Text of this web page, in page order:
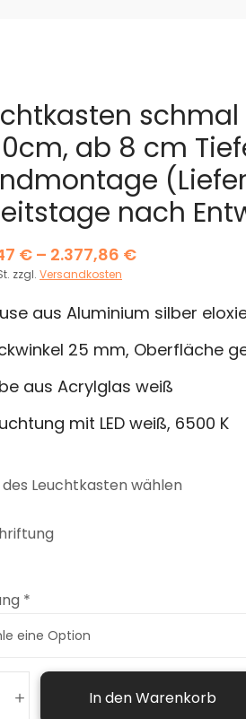
ab 8 cm
nach
€ – 2.377,86 €
zzgl. Versandkosten
aus Aluminium silber
25 mm, Oberfläche
aus Acrylglas weiß
mit LED weiß, 6500 K
des Leuchtkasten wählen
*
In den Warenkorb